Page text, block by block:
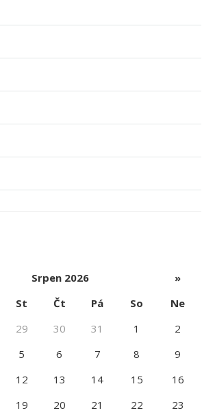
Srpen 2026
»
St Čt Pá So
Ne
29 30 31 1
2
5 6 7 8
9
12 13 14 15
16
19 20 21 22
23